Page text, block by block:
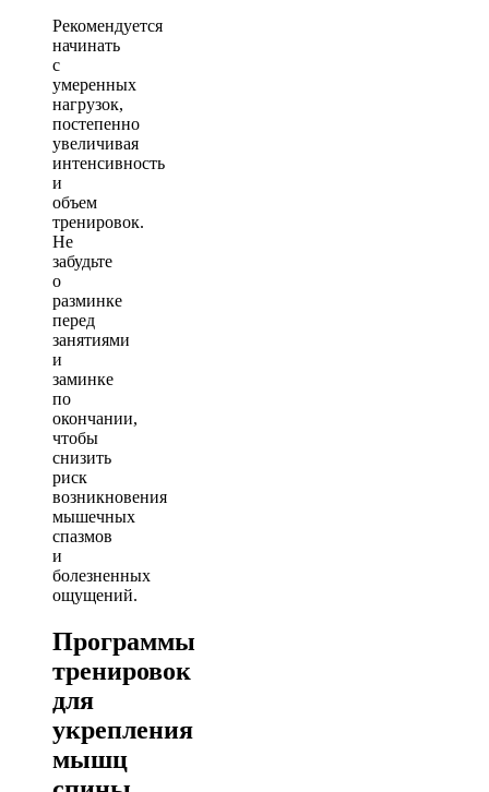
Рекомендуется
начинать
с
умеренных
нагрузок,
постепенно
увеличивая
интенсивность
и
объем
тренировок.
Не
забудьте
о
разминке
перед
занятиями
и
заминке
по
окончании,
чтобы
снизить
риск
возникновения
мышечных
спазмов
и
болезненных
ощущений.
Программы
тренировок
для
укрепления
мышц